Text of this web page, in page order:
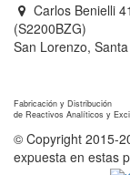
Carlos Benielli
(S2200BZG)
San Lorenzo,
Fabricación y Distribución
de Reactivos Analíticos y
© Copyright 2015-
expuesta en estas